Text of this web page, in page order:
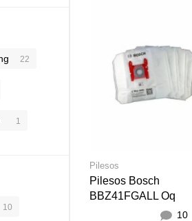
22
1
10
Pilesos
Pilesos Bosch
BBZ41FGALL Oq
10